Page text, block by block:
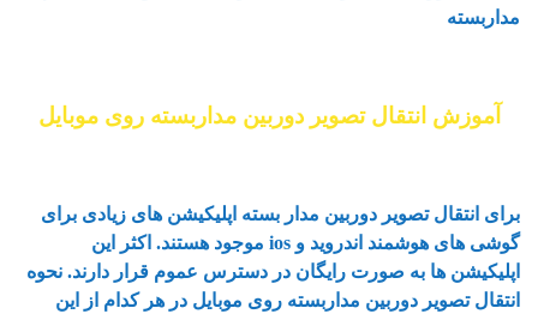
مداربسته
آموزش انتقال تصویر دوربین مداربسته روی موبایل
برای انتقال تصویر دوربین مدار بسته اپلیکیشن های زیادی برای
گوشی های هوشمند اندروید و ios موجود هستند. اکثر این
اپلیکیشن ها به صورت رایگان در دسترس عموم قرار دارند. نحوه
انتقال تصویر دوربین مداربسته روی موبایل در هر کدام از این